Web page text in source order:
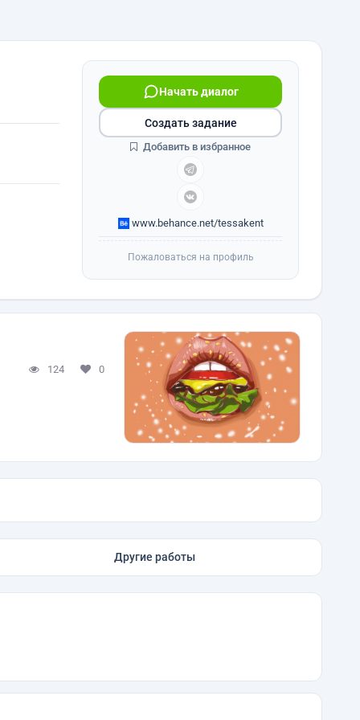
Начать диалог
www.behance.net/tessakent
Создать задание
Добавить в избранное
Пожаловаться на профиль
124 0
Другие работы